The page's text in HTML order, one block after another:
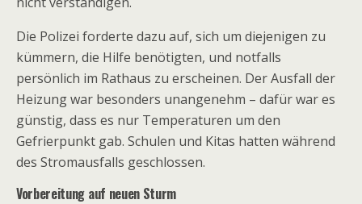
Die Polizei forderte dazu auf, sich um diejenigen zu
kümmern, die Hilfe benötigten, und notfalls
persönlich im Rathaus zu erscheinen. Der Ausfall der
Heizung war besonders unangenehm – dafür war es
günstig, dass es nur Temperaturen um den
Gefrierpunkt gab. Schulen und Kitas hatten während
des Stromausfalls geschlossen.
Vorbereitung auf neuen Sturm